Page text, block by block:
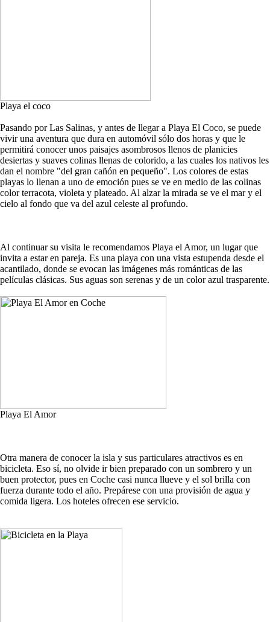
Playa el coco
Pasando por Las Salinas, y antes de llegar a Playa El Coco, se puede
vivir una aventura que dura en automóvil sólo dos horas y que le
permitirá conocer unos paisajes asombrosos llenos de planicies
desiertas y suaves colinas llenas de colorido, a las cuales los nativos les
dan el nombre "del gran cañón en pequeño". Los colores de estas
playas lo llenan a uno de emoción pues se ve en medio de las colinas
color terracota, violeta y plateado. Al alzar la mirada se ve el mar y el
cielo al fondo que va del azul celeste al profundo.
Al continuar su visita le recomendamos Playa el Amor, un lugar que
invita a estar en pareja. Es una playa con una vista estupenda desde el
acantilado, donde se evocan las imágenes más románticas de las
películas clásicas. Sus aguas son serenas y de un color azul trasparente.
Playa El Amor
Otra manera de conocer la isla y sus particulares atractivos es en
bicicleta. Eso sí, no olvide ir bien preparado con un sombrero y un
buen protector, pues en Coche casi nunca llueve y el sol brilla con
fuerza durante todo el año. Prepárese con una provisión de agua y
comida ligera. Los hoteles ofrecen ese servicio.